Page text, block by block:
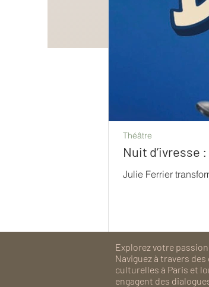
Nuit d’ivresse
Julie Ferrier
Théâtre
Explorez votre
Naviguez à travers
culturelles à Paris et
engagent des